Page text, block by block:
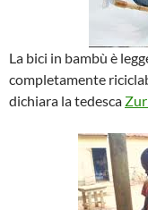
La bici in bambù è
completamente
dichiara la tedesca